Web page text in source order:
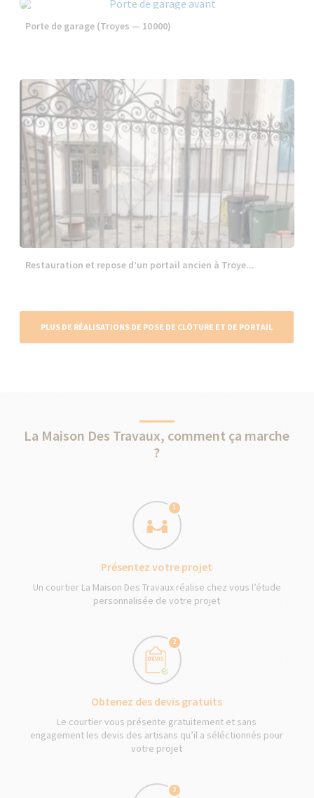
Porte de garage (Troyes — 10 000)
Restauration et repose d’un portail ancien à Troye...
PLUS DE RÉALISATIONS DE POSE DE CLÔTURE ET DE PORTAIL
La Maison Des Travaux, comment ça marche
?
1
Présentez votre projet
Un courtier La Maison Des Travaux réalise chez vous l’étude
personnalisée de votre projet
2
Obtenez des devis gratuits
Le courtier vous présente gratuitement et sans
engagement les devis des artisans qu’il a séléctionnés pour
votre projet
3